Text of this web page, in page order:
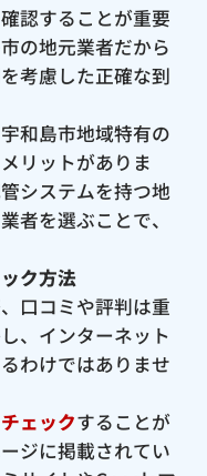
認することが重要
の地元業者だから
考慮した正確な到
和島市地域特有の
リットがありま
システムを持つ地
者を選ぶことで、
ク方法
口コミや評判は重
、インターネット
わけではありませ
ェックすることが
ジに掲載されてい